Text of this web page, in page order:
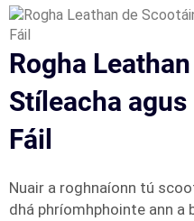
Rogha
Stíleacha
Fáil
Nuair a roghnaíonn tú
dhá phríomhphointe ann a